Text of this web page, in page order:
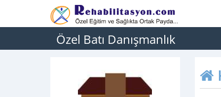
Özel Batı Danışmanlık